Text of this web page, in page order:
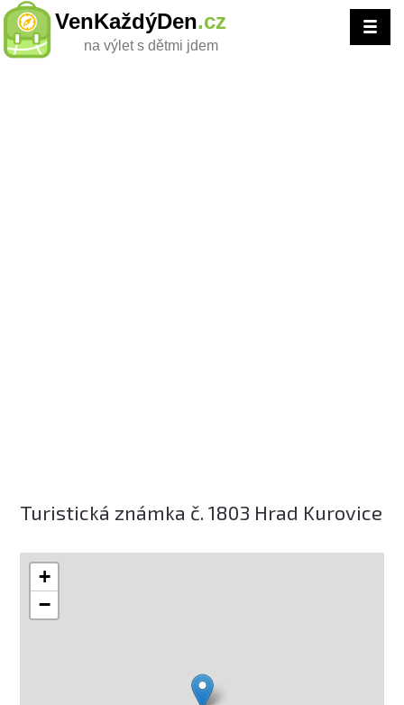
VenKaždýDen.cz
na výlet s dětmi jdem
Turistická známka č. 1803 Hrad Kurovice
+
−